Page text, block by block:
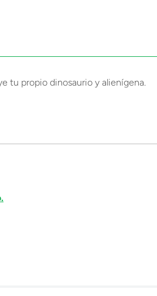
tu propio dinosaurio y alienígena.